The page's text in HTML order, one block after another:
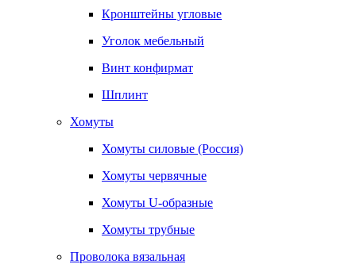
Кронштейны угловые
Уголок мебельный
Винт конфирмат
Шплинт
Хомуты
Хомуты силовые (Россия)
Хомуты червячные
Хомуты U-образные
Хомуты трубные
Проволока вязальная